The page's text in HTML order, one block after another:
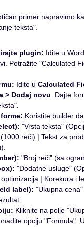
primer napravimo
teksta".
plugin: Idite u
Potražite "Calculated
Idite u Calculated
> Dodaj novu . Dajte
Koristite builder
"Vrsta teksta"
reči) | Tekst za
"Broj reči" (sa
"Dodatne usluge"
| Korekura i
label): "Ukupna
Kliknite na polje
opciju "Formula".